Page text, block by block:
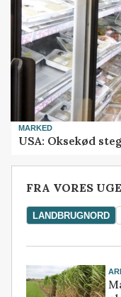
MARKED
USA: Oksekød
FRA VORES
LANDBRUGNORD